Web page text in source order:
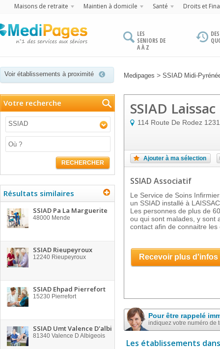
Maisons de retraite Maintien à domicile Santé Droits et
LES
SENIORS DE
A À Z
Voir établissements à proximité Medipages > SSIAD Midi-
Votre recherche
SSIAD
RECHERCHER
Résultats similaires
SSIAD Pa La Marguerite
48000 Mende
SSIAD Rieupeyroux
12240 Rieupeyroux
SSIAD Ehpad Pierrefort
15230 Pierrefort
SSIAD Umt Valence D'albi
81340 Valence D Albigeois
SSIAD Laissac
114 Route De Rodez
Ajouter à ma sélection
SSIAD Associatif
Le Service de Soins
un SSIAD installé à
Les personnes de plus de
ou qui sont malades, y sont
contact afin de connaitre les
Recevoir plus d'infos
Pour être rappelé
indiquez votre numéro de
Les établissements